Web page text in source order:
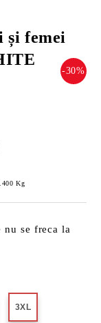
femei
-30%
Kg
nu se freca la
3XL